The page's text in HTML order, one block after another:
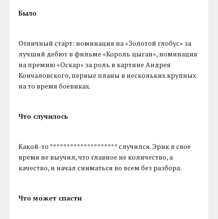
Было
Отличный старт: номинация на «Золотой глобус» за
лучший дебют в фильме «Король цыган», номинация
на премию «Оскар» за роль в картине Андрея
Кончаловского, первые планы в нескольких крупных
на то время боевиках.
Что случилось
Какой-то ******************** случился. Эрик в свое
время не выучил, что главное не количество, а
качество, и начал сниматься во всем без разбора.
Что может спасти